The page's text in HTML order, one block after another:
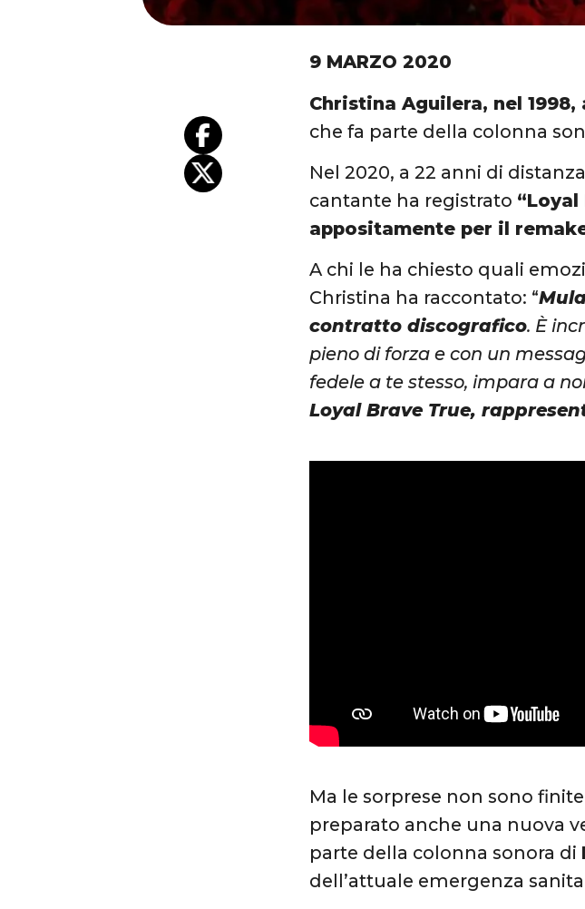
9 MARZO 2020
Christina Aguilera, nel
che fa parte della colonna
Nel 2020, a 22 anni di
cantante ha registrato
appositamente per il
A chi le ha chiesto quali
Christina ha raccontato: “
contratto discografico. È
pieno di forza e con un
fedele a te stesso, impara a
Loyal Brave True,
Ma le sorprese non sono
preparato anche una nuova
parte della colonna sonora di
dell’attuale emergenza